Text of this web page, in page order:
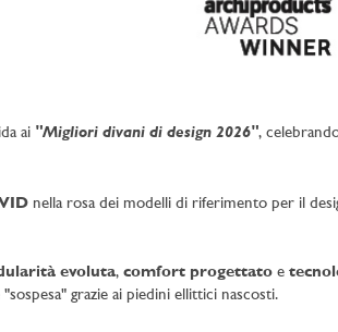
ai "Migliori divani di design 2026",
nella rosa dei modelli di riferimento per il
evoluta,comfort progettato e
grazie ai piedini ellittici nascosti.